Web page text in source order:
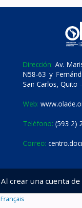
Dirección: Av.
N58-63 y
San Carlos, Quito
Web:
Teléfono: (593 2)
Correo:
Al crear una cuenta
Français